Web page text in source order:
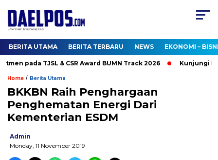
BERITA UTAMA BERITA TERBARU NEWS EKONOMI –
pada TJSL & CSR Award BUMN Track 2026 Kunjungi
Home / Berita Utama
BKKBN Raih Penghargaan
Penghematan Energi Dari
Kementerian ESDM
Admin
Monday, 11 November 2019